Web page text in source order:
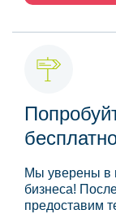
Мы уверены в
бизнеса!
предоставим